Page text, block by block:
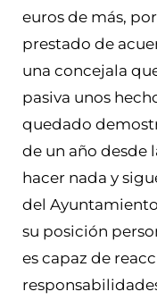
euros de más,
prestado de
una concejala
pasiva unos
quedado
de un año desde
hacer nada y
del
su posición
es capaz de